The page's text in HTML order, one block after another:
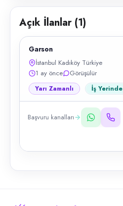
Açık İlanlar (1)
Garson
İstanbul Kadıköy Türkiye
1 ay önce
Görüşülür
Yarı Zamanlı İş Yerinde
Başvuru kanalları